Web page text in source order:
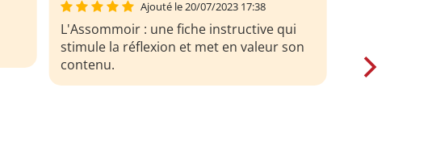
Ajouté le 20/07/2023 17:38
Une analyse complète et détaillée de
L'assommoir